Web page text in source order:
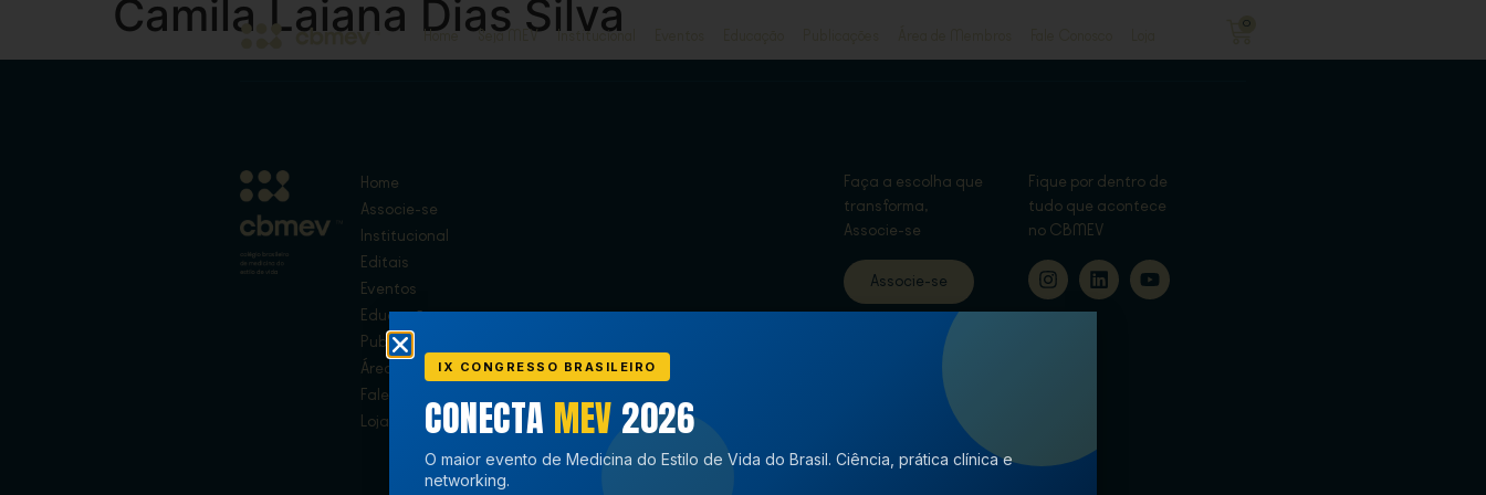
Home Seja MEV Institucional
0
Camila Laiana Dias Silva
Home
Associe-se
Institucional
Editais
Eventos
Educação
Publicações
Área de Membros
Fale Conosco
Loja
Faça a escolha que
transforma,
Associe-se
Associe-se
Fique por dentro de
tudo que acontece
no CBMEV
IX CONGRESSO BRASILEIRO
CONECTA MEV 2026
O maior evento de Medicina do Estilo de Vida do Brasil. Ciência, prática clínica e
networking.